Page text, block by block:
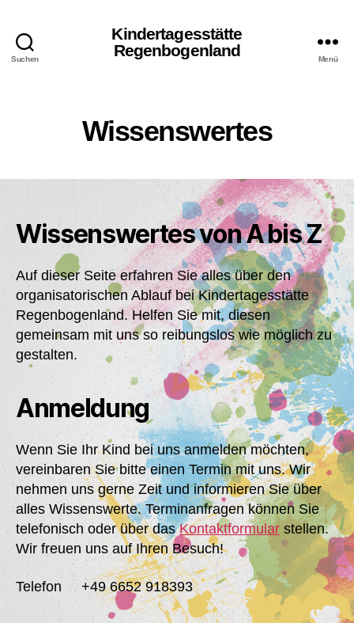
Suchen
Kindertagesstätte
Regenbogenland
Menü
Wissenswertes
Wissenswertes von A bis Z
Auf dieser Seite erfahren Sie alles über den
organisatorischen Ablauf bei Kindertagesstätte
Regenbogenland. Helfen Sie mit, diesen
gemeinsam mit uns so reibungslos wie möglich zu
gestalten.
Anmeldung
Wenn Sie Ihr Kind bei uns anmelden möchten,
vereinbaren Sie bitte einen Termin mit uns. Wir
nehmen uns gerne Zeit und informieren Sie über
alles Wissenswerte. Terminanfragen können Sie
telefonisch oder über dasKontaktformular stellen.
Wir freuen uns auf Ihren Besuch!
Telefon +49 6652 918393